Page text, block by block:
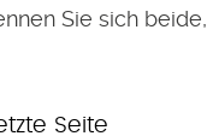
Sie sich beide,…
Seite